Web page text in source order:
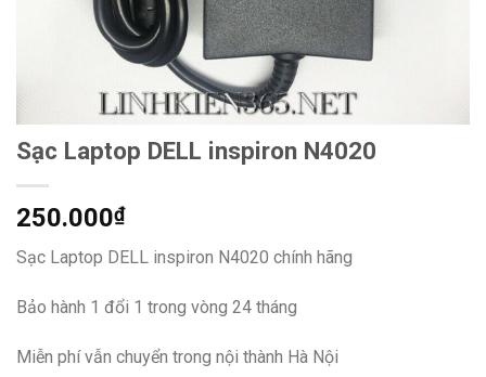
Sạc Laptop DELL inspiron N4020
250.000₫
Sạc Laptop DELL inspiron N4020 chính hãng
Bảo hành 1 đổi 1 trong vòng 24 tháng
Miễn phí vẫn chuyển trong nội thành Hà Nội